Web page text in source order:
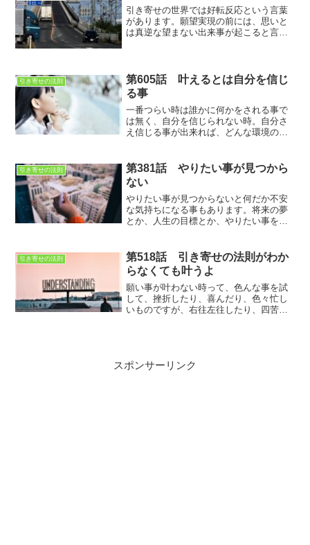
引き寄せの世界では好転反応という言葉
があります。願望実現の前には、思いと
は真逆な望まない出来事が起こると言わ
こることが前提って…
引き寄せの法則
第605話 叶えるとは自分を信じ
る事
一番つらい時は誰かに何かをされる事で
は無く、自分を信じられない時。自分さ
え信じる事が出来れば、どんな環境の変
引き寄せの法則
第381話 やりたい事が見つから
ない
やりたい事が見つからないと何だか不安
な気持ちになる事もあります。将来の夢
とか、人生の目標とか、やりたい事を探
いかを考えると、見えてくる事もありま
すよ
引き寄せの法則
第518話 引き寄せの法則がわか
らなくても叶うよ
願い事が叶わない時って、色んな事を試
して、挫折したり、喜んだり、色々忙し
いものですが、右往左往したり、四苦八
スポンサーリンク